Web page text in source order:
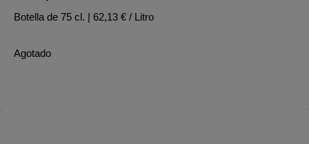
Botella de 75 cl. | 62,13 € / Litro
Agotado